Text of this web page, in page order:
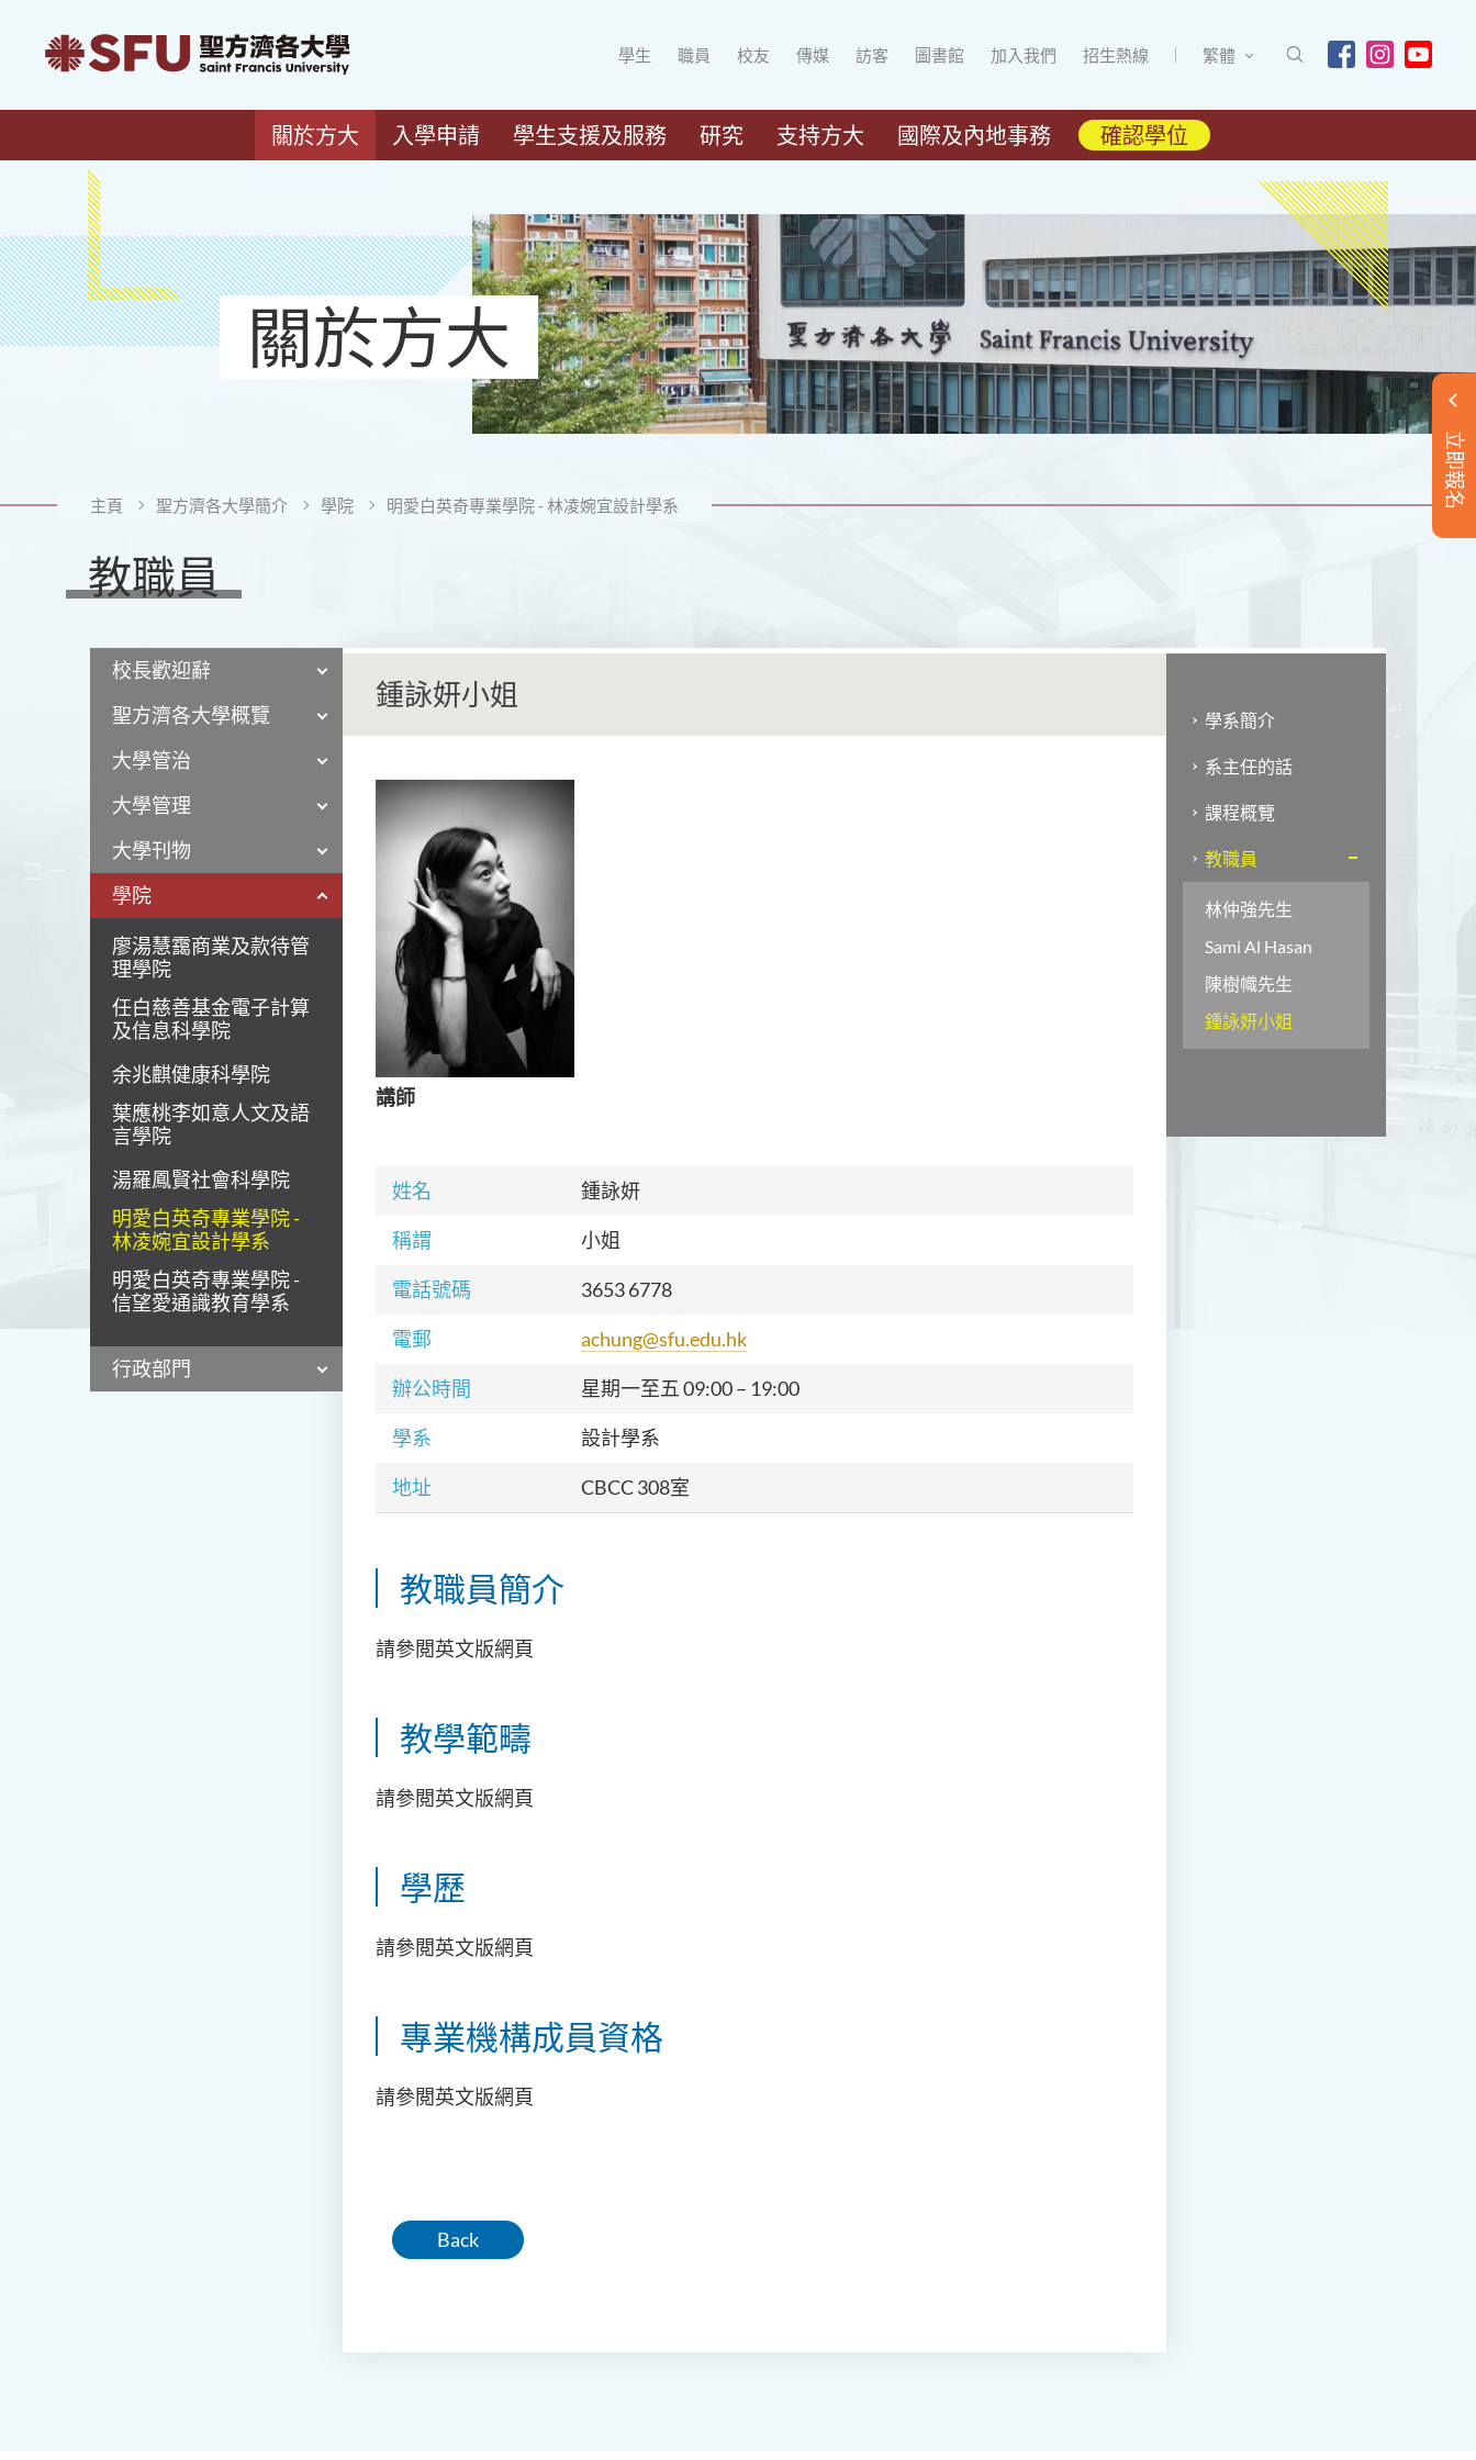
學生 職員 校友 傳媒 訪客 圖書館 加入我們 招生熱線 繁體
關於方大 入學申請 學生支援及服務 研究 支持方大 國際及內地事務 確認學位
立即報名
關於方大
主頁 聖方濟各大學簡介 學院 明愛白英奇專業學院 - 林凌婉宜設計學系
教職員
校長歡迎辭
聖方濟各大學概覽
大學管治
大學管理
大學刊物
學院
廖湯慧靄商業及款待管
理學院
任白慈善基金電子計算
及信息科學院
余兆麒健康科學院
葉應桃李如意人文及語
言學院
湯羅鳳賢社會科學院
明愛白英奇專業學院 -
林凌婉宜設計學系
明愛白英奇專業學院 -
信望愛通識教育學系
行政部門
鍾詠妍小姐
講師
姓名 鍾詠妍
稱謂 小姐
電話號碼 3653 6778
電郵 achung@sfu.edu.hk
辦公時間 星期一至五 09:00 – 19:00
學系 設計學系
地址 CBCC 308室
教職員簡介
請參閲英文版網頁
教學範疇
請參閲英文版網頁
學歷
請參閲英文版網頁
專業機構成員資格
請參閲英文版網頁
Back
學系簡介
系主任的話
課程概覽
教職員
林仲強先生
Sami Al Hasan
陳樹幟先生
鍾詠妍小姐